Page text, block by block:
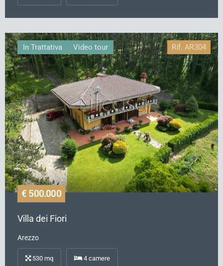
In Trattativa Video tour Rif. AR304
€ 500.000
Villa dei Fiori
Arezzo
530 mq 4 camere